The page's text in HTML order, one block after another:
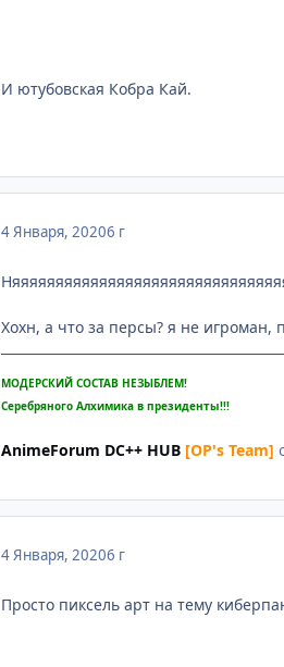
И ютубовская Кобра Кай.
4 Января, 20206 г
Хохн, а что за персы? я не игроман,
МОДЕРСКИЙ СОСТАВ НЕЗЫБЛЕМ!
Серебряного Алхимика в президенты!!!
AnimeForum DC++ HUB [OP's Team]
4 Января, 20206 г
Просто пиксель арт на тему